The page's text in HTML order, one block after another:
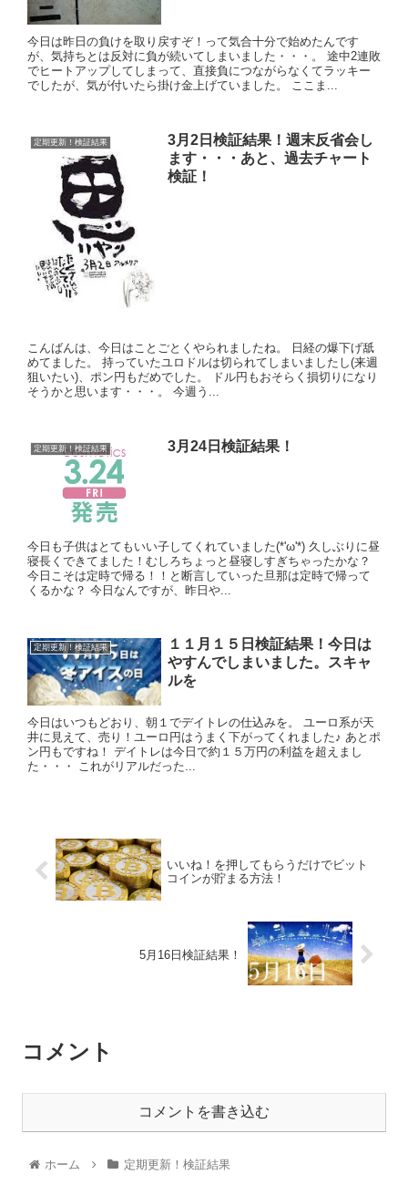
今日は昨日の負けを取り戻すぞ！って気合十分で始めたんです
が、気持ちとは反対に負が続いてしまいました・・・。 途中2連敗
でヒートアップしてしまって、直接負につながらなくてラッキー
でしたが、気が付いたら掛け金上げていました。 ここま...
定期更新！検証結果
3月2日検証結果！週末反省会し
ます・・・あと、過去チャート
検証！
こんばんは、今日はことごとくやられましたね。 日経の爆下げ舐
めてました。 持っていたユロドルは切られてしまいましたし(来週
狙いたい)、ポン円もだめでした。 ドル円もおそらく損切りになり
そうかと思います・・・。 今週う...
定期更新！検証結果 3月24日検証結果！
今日も子供はとてもいい子してくれていました(*'ω'*) 久しぶりに昼
寝長くできてました！むしろちょっと昼寝しすぎちゃったかな？
今日こそは定時で帰る！！と断言していった旦那は定時で帰って
くるかな？ 今日なんですが、昨日や...
定期更新！検証結果
１１月１５日検証結果！今日は
やすんでしまいました。スキャ
ルを
今日はいつもどおり、朝１でデイトレの仕込みを。 ユーロ系が天
井に見えて、売り！ユーロ円はうまく下がってくれました♪ あとポ
ン円もですね！ デイトレは今日で約１５万円の利益を超えまし
た・・・ これがリアルだった...
いいね！を押してもらうだけでビット
コインが貯まる方法！
5月16日検証結果！
コメント
コメントを書き込む
ホーム 定期更新！検証結果